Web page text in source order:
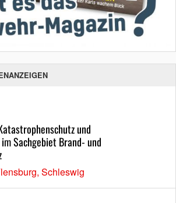
und
Sachgebiet Brand- und
Schleswig